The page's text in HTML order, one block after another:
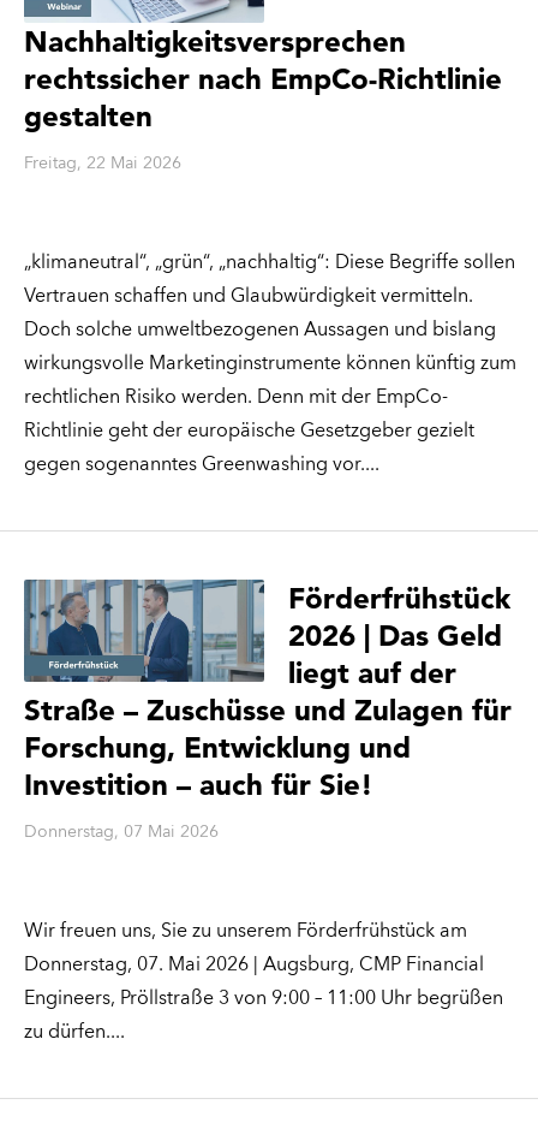
Nachhaltigkeitsversprechen
rechtssicher nach EmpCo-Richtlinie
gestalten
Freitag, 22 Mai 2026
„klimaneutral“, „grün“, „nachhaltig“: Diese Begriffe sollen
Vertrauen schaffen und Glaubwürdigkeit vermitteln.
Doch solche umweltbezogenen Aussagen und bislang
wirkungsvolle Marketinginstrumente können künftig zum
rechtlichen Risiko werden. Denn mit der EmpCo-
Richtlinie geht der europäische Gesetzgeber gezielt
gegen sogenanntes Greenwashing vor.
Förderfrühstück
2026 | Das Geld
liegt auf der
Straße – Zuschüsse und Zulagen für
Forschung, Entwicklung und
Investition – auch für Sie!
Donnerstag, 07 Mai 2026
Wir freuen uns, Sie zu unserem Förderfrühstück am
Donnerstag, 07. Mai 2026 | Augsburg, CMP Financial
Engineers, Pröllstraße 3 von 9:00 – 11:00 Uhr begrüßen
zu dürfen.